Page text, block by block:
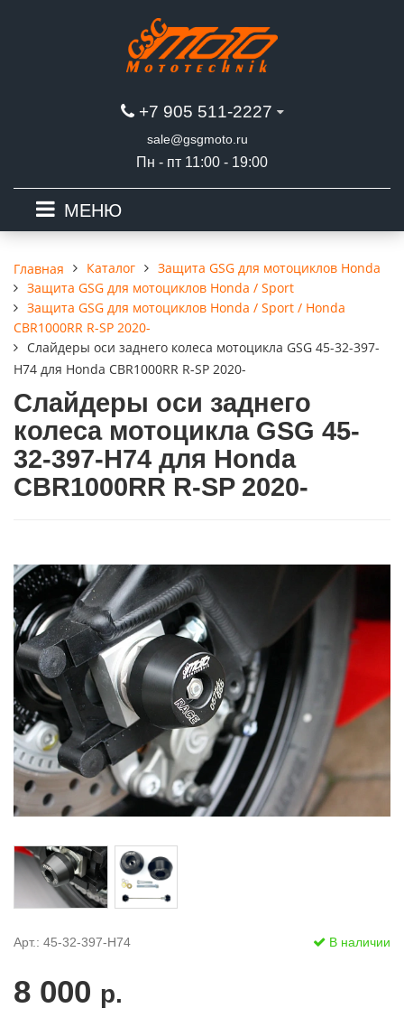
+7 905 511-2227
sale@gsgmoto.ru
Пн - пт 11:00 - 19:00
МЕНЮ
Главная Каталог
Защита GSG для мотоциклов Honda
Защита GSG для мотоциклов Honda / Sport
Защита GSG для мотоциклов Honda / Sport / Honda
CBR1000RR R-SP 2020-
Слайдеры оси заднего колеса мотоцикла GSG 45-32-397-
H74 для Honda CBR1000RR R-SP 2020-
Слайдеры оси заднего
колеса мотоцикла GSG 45-
32-397-H74 для Honda
CBR1000RR R-SP 2020-
Арт.: 45-32-397-H74 В наличии
8 000 р.